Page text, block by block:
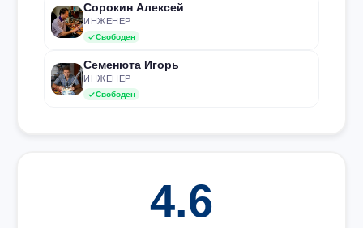
Сорокин Алексей
ИНЖЕНЕР
Свободен
Семенюта Игорь
ИНЖЕНЕР
Свободен
4.6